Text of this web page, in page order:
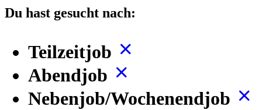
Du hast gesucht nach:
Teilzeitjob
Abendjob
Nebenjob/Wochenendjob